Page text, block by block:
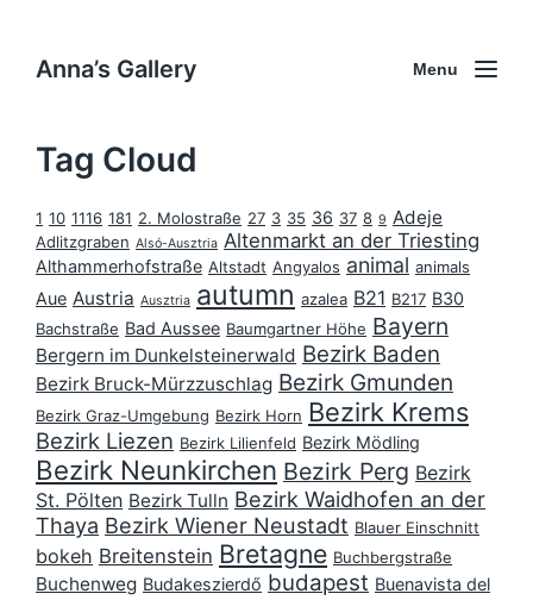
Anna’s Gallery Menu
Tag Cloud
1 10 1116 181 2. Molostraße 27 3 35 36 37 8 9 Adeje
Adlitzgraben Alsó-Ausztria Altenmarkt an der Triesting
Althammerhofstraße Altstadt Angyalos animal animals
Aue Austria Ausztria autumn azalea B21 B217 B30
Bachstraße Bad Aussee Baumgartner Höhe Bayern
Bergern im Dunkelsteinerwald Bezirk Baden
Bezirk Bruck-Mürzzuschlag Bezirk Gmunden
Bezirk Graz-Umgebung Bezirk Horn Bezirk Krems
Bezirk Liezen Bezirk Lilienfeld Bezirk Mödling
Bezirk Neunkirchen Bezirk Perg Bezirk
St. Pölten Bezirk Tulln Bezirk Waidhofen an der
Thaya Bezirk Wiener Neustadt Blauer Einschnitt
bokeh Breitenstein Bretagne Buchbergstraße
Buchenweg Budakeszierdő budapest Buenavista del